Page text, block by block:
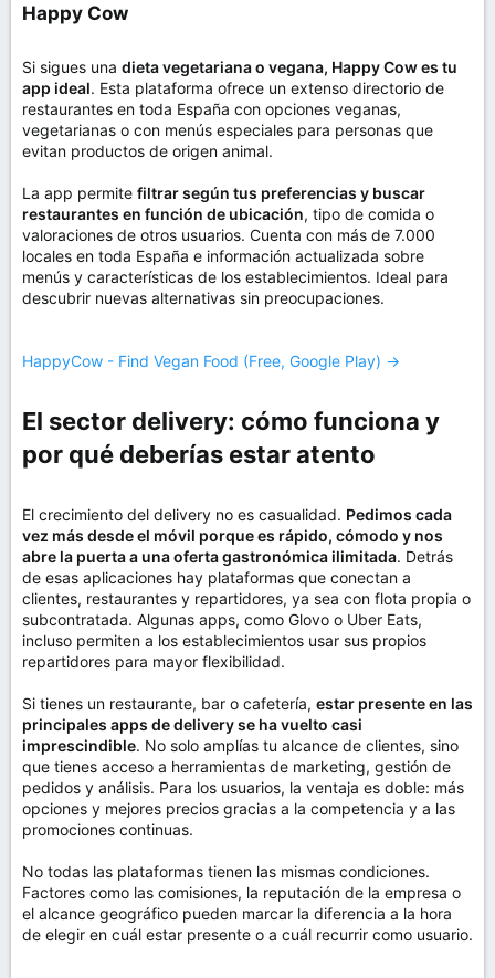
Happy Cow​
Si sigues una dieta vegetariana o vegana, Happy Cow es tu
app ideal. Esta plataforma ofrece un extenso directorio de
restaurantes en toda España con opciones veganas,
vegetarianas o con menús especiales para personas que
evitan productos de origen animal.
La app permite filtrar según tus preferencias y buscar
restaurantes en función de ubicación, tipo de comida o
valoraciones de otros usuarios. Cuenta con más de 7.000
locales en toda España e información actualizada sobre
menús y características de los establecimientos. Ideal para
descubrir nuevas alternativas sin preocupaciones.
HappyCow - Find Vegan Food (Free, Google Play) →
El sector delivery: cómo funciona y
por qué deberías estar atento​
El crecimiento del delivery no es casualidad. Pedimos cada
vez más desde el móvil porque es rápido, cómodo y nos
abre la puerta a una oferta gastronómica ilimitada. Detrás
de esas aplicaciones hay plataformas que conectan a
clientes, restaurantes y repartidores, ya sea con flota propia o
subcontratada. Algunas apps, como Glovo o Uber Eats,
incluso permiten a los establecimientos usar sus propios
repartidores para mayor flexibilidad.
Si tienes un restaurante, bar o cafetería, estar presente en las
principales apps de delivery se ha vuelto casi
imprescindible. No solo amplías tu alcance de clientes, sino
que tienes acceso a herramientas de marketing, gestión de
pedidos y análisis. Para los usuarios, la ventaja es doble: más
opciones y mejores precios gracias a la competencia y a las
promociones continuas.
No todas las plataformas tienen las mismas condiciones.
Factores como las comisiones, la reputación de la empresa o
el alcance geográfico pueden marcar la diferencia a la hora
de elegir en cuál estar presente o a cuál recurrir como usuario.